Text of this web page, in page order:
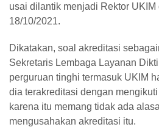
usai dilantik menjadi Rektor
18/10/2021.
Dikatakan, soal akreditasi
Sekretaris Lembaga Layanan
perguruan tinghi termasuk UKIM
dia terakreditasi dengan
karena itu memang tidak ada
mengusahakan akreditasi itu.